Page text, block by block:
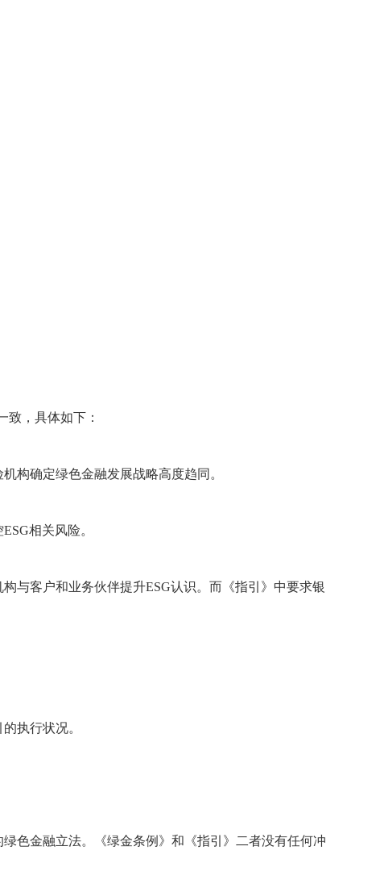
致，具体如下：
构确定绿色金融发展战略高度趋同。
相关风险。
与客户和业务伙伴提升ESG认识。而《指引》中要求银
执行状况。
色金融立法。《绿金条例》和《指引》二者没有任何冲